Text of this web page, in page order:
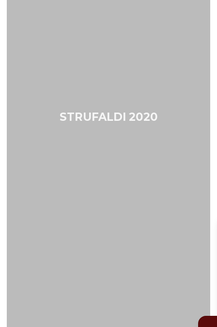
STRUFALDI 2020